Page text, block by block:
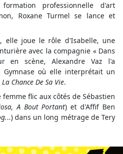
professionnelle d'art
Roxane Turmel se lance et
, elle joue le rôle d'Isabelle, une
avec la compagnie « Dans
en scène, Alexandre Vaz l'a
où elle interprétait un
La Chance De Sa Vie.
flic aux côtés de Sébastien
A Bout Portant) et d'Affif Ben
..) dans un long métrage de Tery